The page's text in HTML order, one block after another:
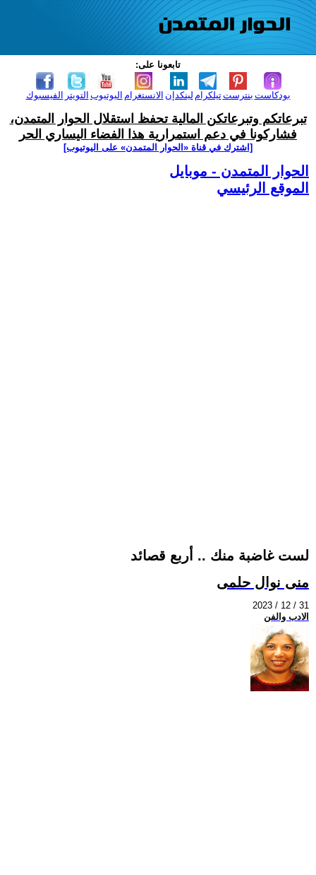
تابعونا على:
الفيسبوك التويتر اليوتيوب الانستغرام لينكدإن تيلكرامبنترست بودكاست
تبرعاتكم وتبرعاتكن المالية تحفظ استقلال الحوار المتمدن،
فشاركونا في دعم استمرارية هذا الفضاء اليساري الحر
[اشترك في قناة ‫«الحوار المتمدن» على اليوتيوب]
الحوار المتمدن - موبايل
الموقع الرئيسي
لست غاضبة منك .. أربع قصائد
منى نوال حلمى
2023 / 12 / 31
الادب والفن